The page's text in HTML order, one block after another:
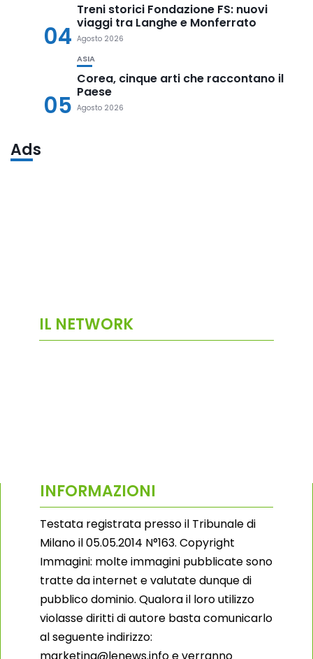
04
Treni storici Fondazione FS: nuovi
viaggi tra Langhe e Monferrato
Agosto 2026
05
ASIA
Corea, cinque arti che raccontano il
Paese
Agosto 2026
Ads
IL NETWORK
INFORMAZIONI
Testata registrata presso il Tribunale di
Milano il 05.05.2014 N°163. Copyright
Immagini: molte immagini pubblicate sono
tratte da internet e valutate dunque di
pubblico dominio. Qualora il loro utilizzo
violasse diritti di autore basta comunicarlo
al seguente indirizzo: